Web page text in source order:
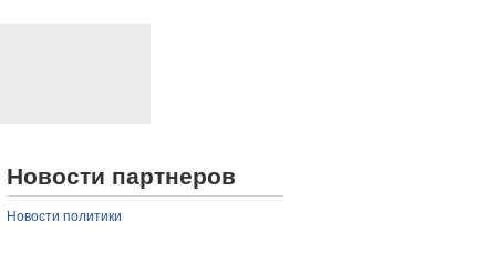
Новости партнеров
Новости политики